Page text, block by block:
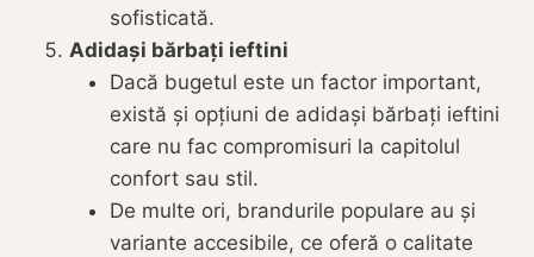
sofisticată.
Adidași bărbați ieftini
Dacă bugetul este un factor important,
există și opțiuni de adidași bărbați ieftini
care nu fac compromisuri la capitolul
confort sau stil.
De multe ori, brandurile populare au și
variante accesibile, ce oferă o calitate